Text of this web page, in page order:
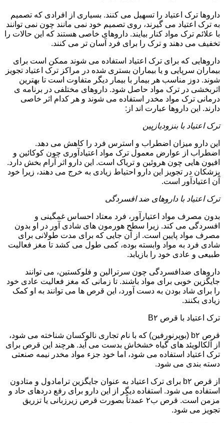
داروها ترک اعتیاد را تسهیل می کنند. بسیاری از افرادی که تصمیم
به ترک اعتیاد می گیرند، روی تصمیم خود نمی مانند چون نمی توانند
با علائم ترک مواد کنار بیایند. داروهای خاصی هستند که این حالات را
تخفیف می دهند و ترک را برای فرد آسان تر می کنند.
داروهایی که برای ترک اعتیاد استفاده می شوند ممکن است برای
بیماران سرپایی و یا بیماران بستری شده در مراکز ترک اعتیاد تجویز
شوند. دوز مناسب هر بیمار با بیمار دیگر متفاوت است تا بهترین
اثربخشی در ترک مواد حاصل شود. داروهای مختلفی در برنامه ی
درمانی ترک مواد مخدر استفاده می شوند و هر کدام اثر خاصی
دارند. این داروها عبارت اند از:
ترک اعتیاد با بنزودیازپین
این دارو میزان اضطراب و استرس فرد را کاهش می دهد.
اضطراب از عوارض معمول ترک مواد اعتیادآوری چون کوکائین و
افیون هایی چون هروئین و تریاک است. این دارو اثر آرام بخش دارد.
پزشکان در تجویز این دارو احتیاط زیادی به خرج می دهند، زیرا خود
آن اعتیادآور است.
ترک اعتیاد با داروهای ضد افسردگی
بدون مصرف مواد اعتیارآور، فرد معتاد احساس غمگینی و
افسردگی می کند. زیرا سطح هورمون های شادی آور در او بدون
مصرف مواد پایین است. از آن جایی که برای مدت طولانی برای
شادی فرد به مواد وابسته بوده، کمی طول می کشد تا مغز فعالیت
طبیعی و عادی خود را بازیابد.
داروهای ضدافسردگی چون سرترالین و فلوکستین، می توانند
جایگزین خوبی برای مواد باشند. تا زمانی که مغز فعالیت عادی خود
را برای شاد بودن به دست آورد، این قرص ها می توانند به او کمک
زیادی بکنند.
ترک اعتیاد با قرص B۲
قرص b۲ (بوپرنورفین) که با نام تجاری نالوکسان شناخته می شود،
از آلکالویئد های گیاه خشخاش بدست می آید. هرچند این قرص برای
ترک اعتیاد استفاده می شود، اما خود جزء مواد مخدر نیمه صنعتی
دسته بندی می شود.
از قرص b۲ برای ترک اعتیاد به عنوان جایگزین ترامادول و متادون
استفاده می شود. استفاده دیگر از این دارو برای رفع دردهای حاد و
مزمن است. قرص ب۲ عمدتاً بصورت قرص زیرزبانی یا تزریق
تجویز می شود.